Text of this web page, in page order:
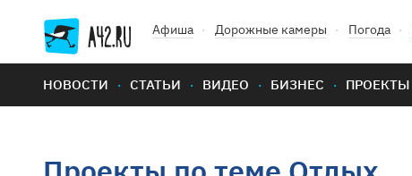
Афиша Дорожные камеры Погода
НОВОСТИ СТАТЬИ ВИДЕО БИЗНЕС ПРОЕКТЫ